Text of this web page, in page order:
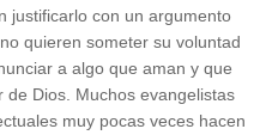
justificarlo con un argumento
quieren someter su voluntad
a algo que aman y que
Dios. Muchos evangelistas
muy pocas veces hacen